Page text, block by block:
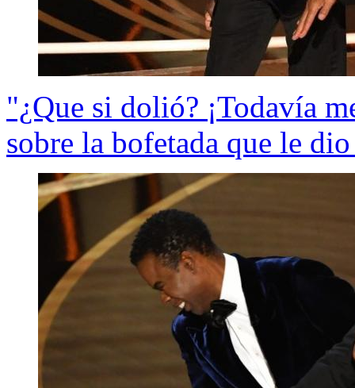
"¿Que si dolió? ¡Todavía
sobre la bofetada que le